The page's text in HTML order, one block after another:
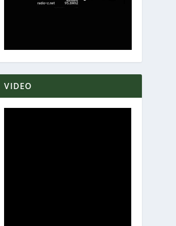
VIDEO